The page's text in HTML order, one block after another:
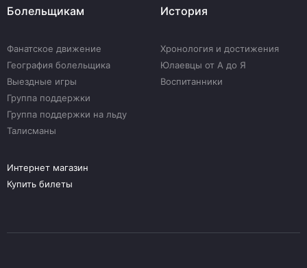
Болельщикам
Фанатское движение
География болельщика
Выездные игры
Группа поддержки
Группа поддержки на льду
Талисманы
История
Хронология и достижения
Юлаевцы от А до Я
Воспитанники
Интернет магазин
Купить билеты